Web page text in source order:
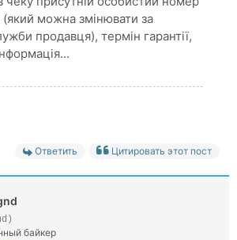
можна змінювати за
продавця), термін гарантії,
Ответить Цитировать этот пост
байкер